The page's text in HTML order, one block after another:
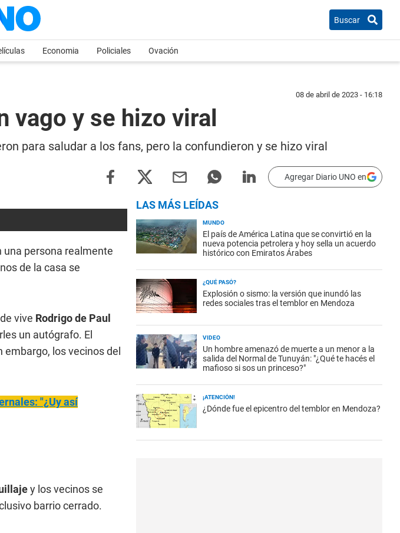
Buscar
Economia Policiales Ovación
08 de abril de 2023 - 16:18
vago y se hizo viral
para saludar a los fans, pero la confundieron y se hizo viral
Agregar Diario UNO en
una persona realmente
de la casa se
vive Rodrigo de Paul
un autógrafo. El
embargo, los vecinos del
"¿Uy así
y los vecinos se
barrio cerrado.
LAS MÁS LEÍDAS
MUNDO
El país de América Latina que se convirtió en la
nueva potencia petrolera y hoy sella un acuerdo
histórico con Emiratos Árabes
¿QUÉ PASÓ?
Explosión o sismo: la versión que inundó las
redes sociales tras el temblor en Mendoza
VIDEO
Un hombre amenazó de muerte a un menor a la
salida del Normal de Tunuyán: "¿Qué te hacés el
mafioso si sos un princeso?"
¡ATENCIÓN!
¿Dónde fue el epicentro del temblor en Mendoza?